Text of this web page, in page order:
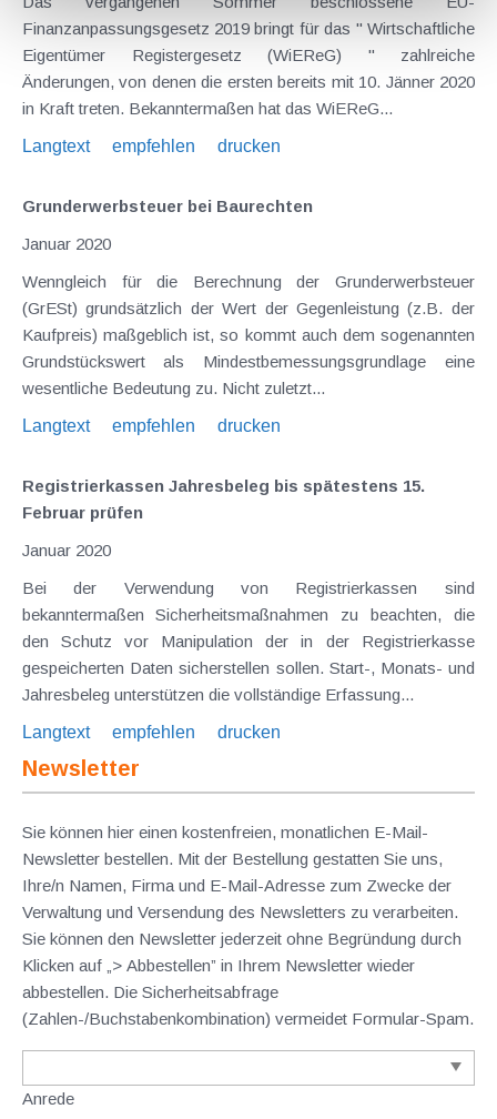
Finanzanpassungsgesetz 2019 bringt für das " Wirtschaftliche
Eigentümer Registergesetz (WiEReG) " zahlreiche
Änderungen, von denen die ersten bereits mit 10. Jänner 2020
in Kraft treten. Bekanntermaßen hat das WiEReG...
Langtext
empfehlen drucken
Grunderwerbsteuer bei Baurechten
Januar 2020
Wenngleich für die Berechnung der Grunderwerbsteuer
(GrESt) grundsätzlich der Wert der Gegenleistung (z.B. der
Kaufpreis) maßgeblich ist, so kommt auch dem sogenannten
Grundstückswert als Mindestbemessungsgrundlage eine
wesentliche Bedeutung zu. Nicht zuletzt...
Langtext
empfehlen drucken
Registrierkassen Jahresbeleg bis spätestens 15.
Februar prüfen
Januar 2020
Bei der Verwendung von Registrierkassen sind
bekanntermaßen Sicherheitsmaßnahmen zu beachten, die
den Schutz vor Manipulation der in der Registrierkasse
gespeicherten Daten sicherstellen sollen. Start-, Monats- und
Jahresbeleg unterstützen die vollständige Erfassung...
Langtext
empfehlen drucken
Newsletter
Sie können hier einen kostenfreien, monatlichen E-Mail-
Newsletter bestellen. Mit der Bestellung gestatten Sie uns,
Ihre/n Namen, Firma und E-Mail-Adresse zum Zwecke der
Verwaltung und Versendung des Newsletters zu verarbeiten.
Sie können den Newsletter jederzeit ohne Begründung durch
Klicken auf „> Abbestellen” in Ihrem Newsletter wieder
abbestellen. Die Sicherheitsabfrage
(Zahlen-/Buchstabenkombination) vermeidet Formular-Spam.
Anrede